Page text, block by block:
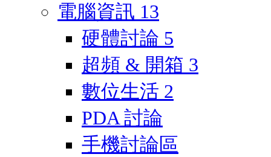
電腦資訊 13
硬體討論 5
超頻 & 開箱 3
數位生活 2
PDA 討論
手機討論區